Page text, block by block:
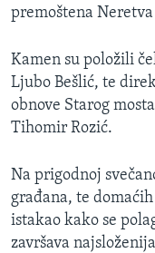
SLOBODA MEDIJA
IZBJEGLIČKA
MAGAZIN
Learning English
PRATITE NAS
premoštena
Kamen su položili
Ljubo Bešlić, te
obnove Starog
Tihomir Rozić.
Na prigodnoj
građana, te
istakao kako se
završava